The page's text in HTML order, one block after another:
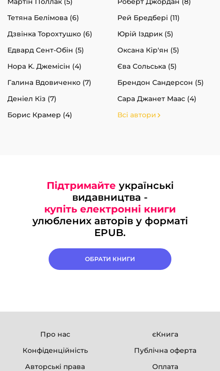
Тетяна Белімова (6)
Рей Бредбері (11)
Дзвінка Торохтушко (6)
Юрій Іздрик (5)
Едвард Сент-Обін (5)
Оксана Кір'ян (5)
Нора K. Джемісін (4)
Єва Сольська (5)
Галина Вдовиченко (7)
Брендон Сандерсон (5)
Деніел Кіз (7)
Сара Джанет Маас (4)
Борис Крамер (4)
Всі автори
Підтримайте українські
видавництва -
купіть електронні книги
улюблених авторів у форматі
EPUB.
ОБРАТИ КНИГИ
Про нас
єКнига
Конфіденційність
Публічна оферта
Авторські права
Оплата